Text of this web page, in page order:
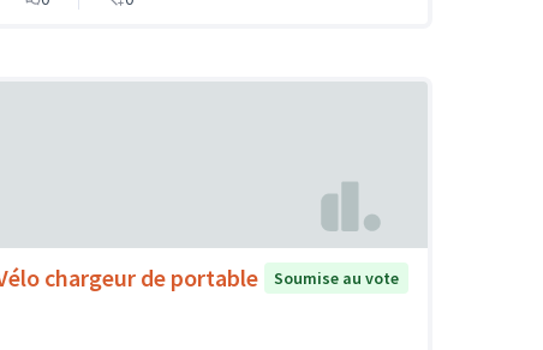
chargeur de portable Soumise au vote